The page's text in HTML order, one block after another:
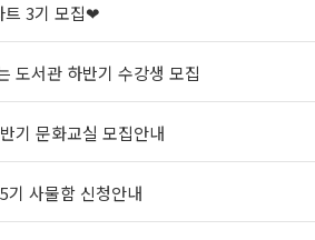
트 3기 모집❤
도서관 하반기 수강생 모집
기 문화교실 모집안내
기 사물함 신청안내